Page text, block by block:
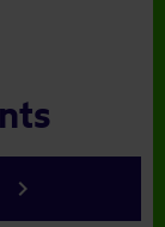
keyboard_arrow_right